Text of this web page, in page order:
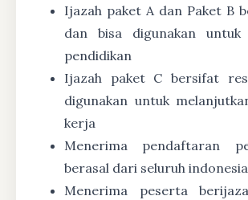
Ijazah paket A dan Paket B
dan bisa digunakan untuk
pendidikan
Ijazah paket C bersifat
digunakan untuk
kerja
Menerima pendaftaran
berasal dari seluruh indonesia
Menerima peserta